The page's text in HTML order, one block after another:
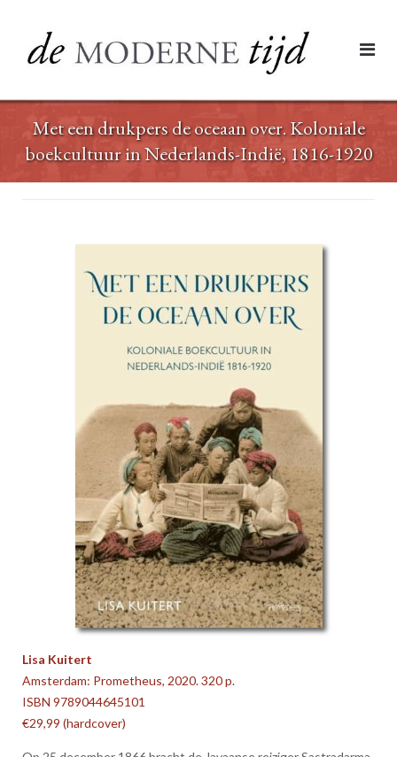
Met een drukpers de oceaan over. Koloniale
boekcultuur in Nederlands-Indië, 1816-1920
Lisa Kuitert
Amsterdam: Prometheus, 2020. 320 p.
ISBN 9789044645101
€29,99 (hardcover)